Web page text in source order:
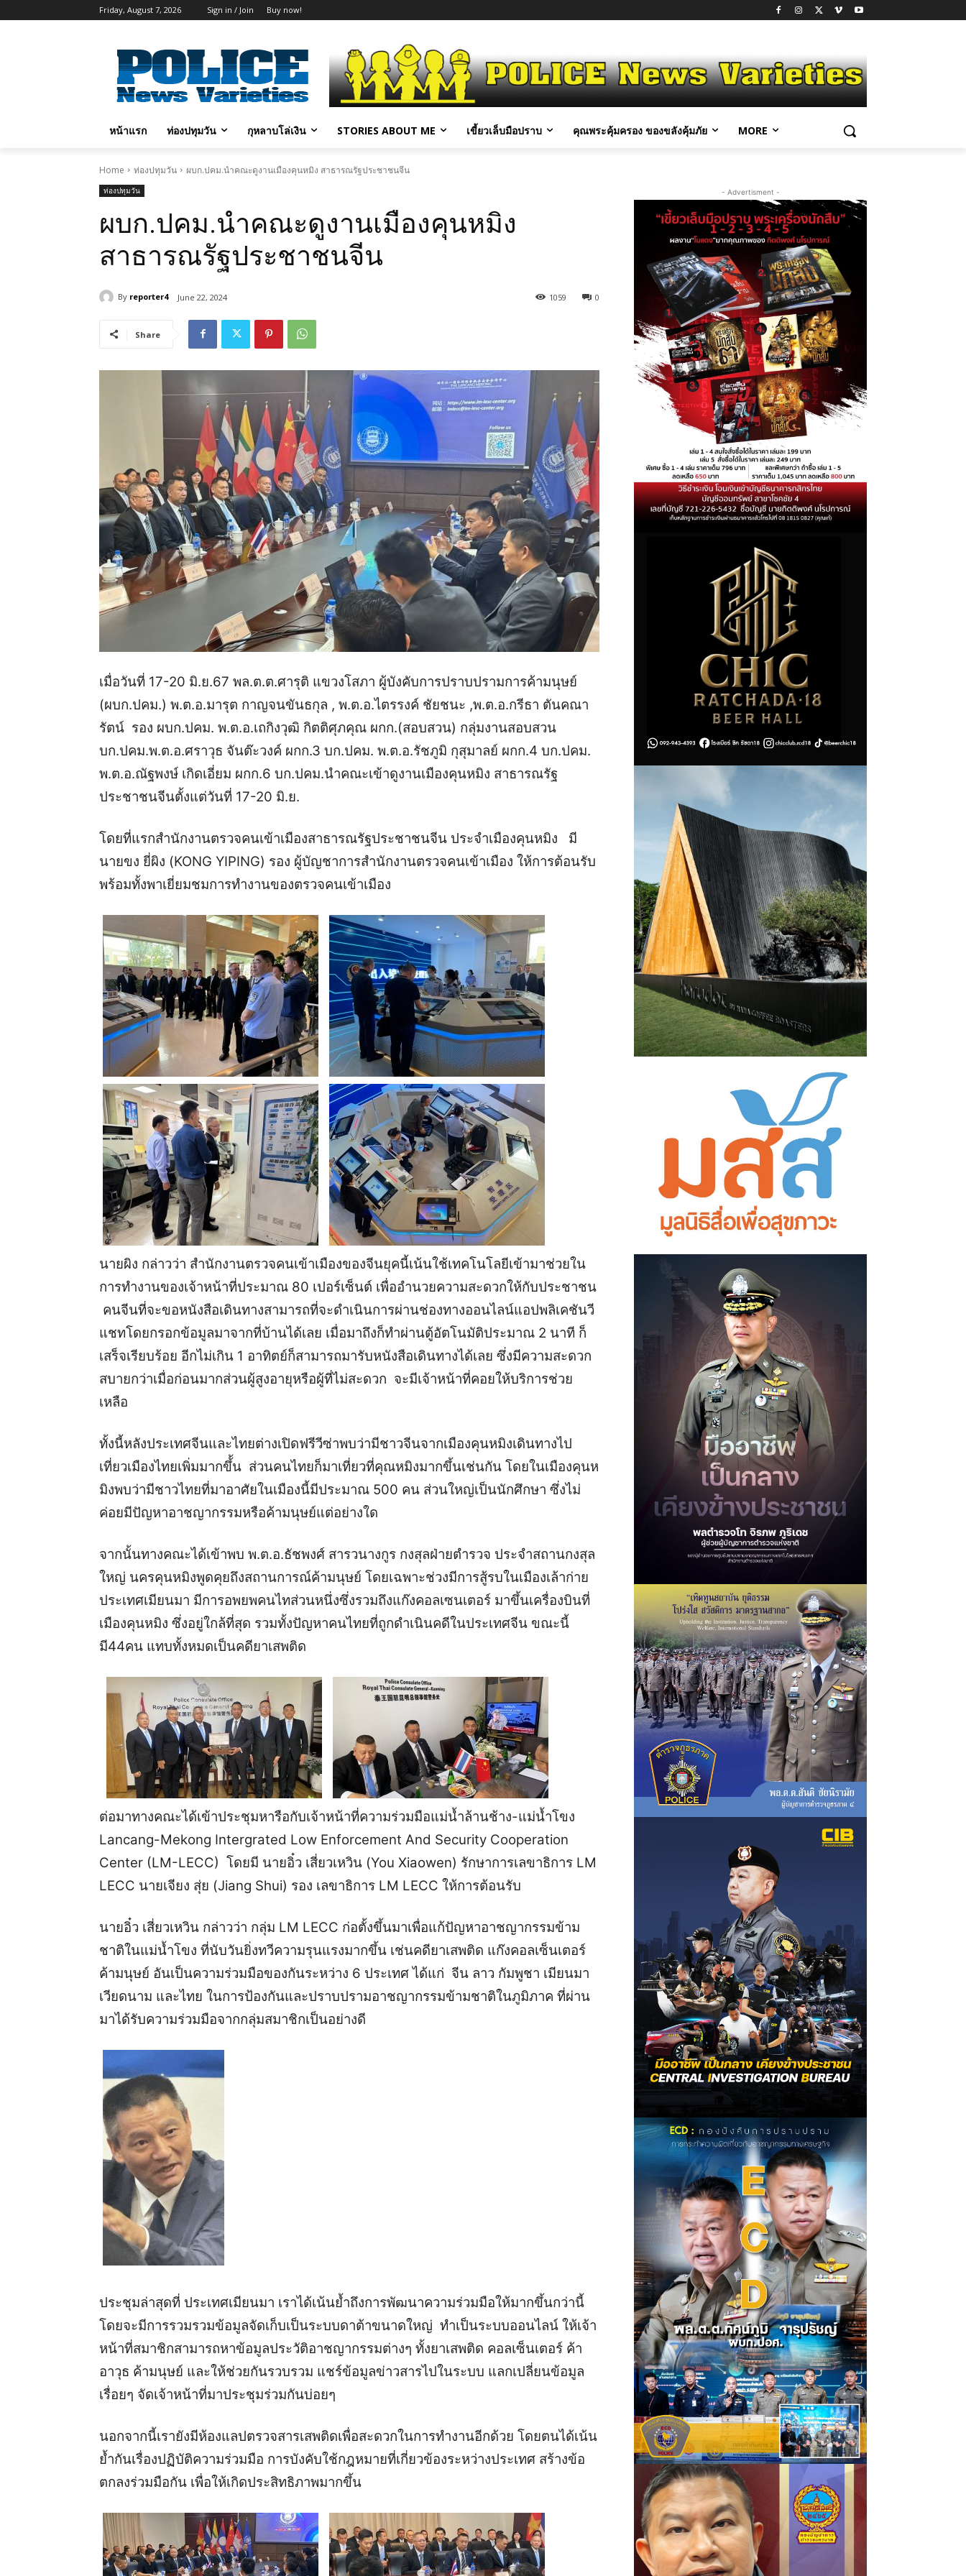
Friday, August 7, 2026 Sign in / Join Buy now!
หน้าแรก ท่องปทุมวัน กุหลาบโล่เงิน STORIES ABOUT ME เขี้ยวเล็บมือปราบ คุณพระคุ้มครอง ของขลังคุ้มภัย MORE
Home ท่องปทุมวัน ผบก.ปคม.นำคณะดูงานเมืองคุนหมิง สาธารณรัฐประชาชนจีน
ท่องปทุมวัน
ผบก.ปคม.นำคณะดูงานเมืองคุนหมิง
สาธารณรัฐประชาชนจีน
By reporter4 June 22, 2024 0
1059
Share
เมื่อวันที่ 17-20 มิ.ย.67 พล.ต.ต.ศารุติ แขวงโสภา ผู้บังคับการปราบปรามการค้ามนุษย์
(ผบก.ปคม.) พ.ต.อ.มารุต กาญจนขันธกุล , พ.ต.อ.ไตรรงค์ ชัยชนะ ,พ.ต.อ.กรีธา ตันคณา
รัตน์ รอง ผบก.ปคม. พ.ต.อ.เถกิงวุฒิ กิตติศุภคุณ ผกก.(สอบสวน) กลุ่มงานสอบสวน
บก.ปคม.พ.ต.อ.ศราวุธ จันต๊ะวงค์ ผกก.3 บก.ปคม. พ.ต.อ.รัชภูมิ กุสุมาลย์ ผกก.4 บก.ปคม.
พ.ต.อ.ณัฐพงษ์ เกิดเอี่ยม ผกก.6 บก.ปคม.นำคณะเข้าดูงานเมืองคุนหมิง สาธารณรัฐ
ประชาชนจีนตั้งแต่วันที่ 17-20 มิ.ย.
โดยที่แรกสำนักงานตรวจคนเข้าเมืองสาธารณรัฐประชาชนจีน ประจำเมืองคุนหมิง มี
นายขง ยี่ผิง (KONG YIPING) รอง ผู้บัญชาการสำนักงานตรวจคนเข้าเมือง ให้การต้อนรับ
พร้อมทั้งพาเยี่ยมชมการทำงานของตรวจคนเข้าเมือง
นายผิง กล่าวว่า สำนักงานตรวจคนเข้าเมืองของจีนยุคนี้เน้นใช้เทคโนโลยีเข้ามาช่วยใน
การทำงานของเจ้าหน้าที่ประมาณ 80 เปอร์เซ็นต์ เพื่ออำนวยความสะดวกให้กับประชาชน
คนจีนที่จะขอหนังสือเดินทางสามารถที่จะดำเนินการผ่านช่องทางออนไลน์แอปพลิเคชันวี
แชทโดยกรอกข้อมูลมาจากที่บ้านได้เลย เมื่อมาถึงก็ทำผ่านตู้อัตโนมัติประมาณ 2 นาที ก็
เสร็จเรียบร้อย อีกไม่เกิน 1 อาทิตย์ก็สามารถมารับหนังสือเดินทางได้เลย ซึ่งมีความสะดวก
สบายกว่าเมื่อก่อนมากส่วนผู้สูงอายุหรือผู้ที่ไม่สะดวก จะมีเจ้าหน้าที่คอยให้บริการช่วย
เหลือ
ทั้งนี้หลังประเทศจีนและไทยต่างเปิดฟรีวีซ่าพบว่ามีชาวจีนจากเมืองคุนหมิงเดินทางไป
เที่ยวเมืองไทยเพิ่มมากขึ้้น ส่วนคนไทยก็มาเที่ยวที่คุณหมิงมากขึ้นเช่นกัน โดยในเมืองคุนห
มิงพบว่ามีชาวไทยที่มาอาศัยในเมืองนี้มีประมาณ 500 คน ส่วนใหญ่เป็นนักศึกษา ซึ่งไม่
ค่อยมีปัญหาอาชญากรรมหรือค้ามนุษย์แต่อย่างใด
จากนั้นทางคณะได้เข้าพบ พ.ต.อ.ธัชพงศ์ สารวนางกูร กงสุลฝ่ายตำรวจ ประจำสถานกงสุล
ใหญ่ นครคุนหมิงพูดคุยถึงสถานการณ์ค้ามนุษย์ โดยเฉพาะช่วงมีการสู้รบในเมืองเล้าก่าย
ประเทศเมียนมา มีการอพยพคนไทส่วนหนึ่งซึ่งรวมถึงแก๊งคอลเซนเตอร์ มาขึ้นเครื่องบินที่
เมืองคุนหมิง ซึ่งอยู่ใกล้ที่สุด รวมทั้งปัญหาคนไทยที่ถูกดำเนินคดีในประเทศจีน ขณะนี้
มี44คน แทบทั้งหมดเป็นคดียาเสพติด
ต่อมาทางคณะได้เข้าประชุมหารือกับเจ้าหน้าที่ความร่วมมือแม่น้ำล้านช้าง-แม่น้ำโขง
Lancang-Mekong Intergrated Low Enforcement And Security Cooperation
Center (LM-LECC) โดยมี นายอิ๋ว เสี่ยวเหวิน (You Xiaowen) รักษาการเลขาธิการ LM
LECC นายเจียง สุ่ย (Jiang Shui) รอง เลขาธิการ LM LECC ให้การต้อนรับ
นายอิ๋ว เสี่ยวเหวิน กล่าวว่า กลุ่ม LM LECC ก่อตั้งขึ้นมาเพื่อแก้ปัญหาอาชญากรรมข้าม
ชาติในแม่น้ำโขง ที่นับวันยิ่งทวีความรุนแรงมากขึ้น เช่นคดียาเสพติด แก๊งคอลเซ็นเตอร์
ค้ามนุษย์ อันเป็นความร่วมมือของกันระหว่าง 6 ประเทศ ได้แก่ จีน ลาว กัมพูชา เมียนมา
เวียดนาม และไทย ในการป้องกันและปราบปรามอาชญากรรมข้ามชาติในภูมิภาค ที่ผ่าน
มาได้รับความร่วมมือจากกลุ่มสมาชิกเป็นอย่างดี
ประชุมล่าสุดที่ ประเทศเมียนมา เราได้เน้นย้ำถึงการพัฒนาความร่วมมือให้มากขึ้นกว่านี้
โดยจะมีการรวมรวมข้อมูลจัดเก็บเป็นระบบดาต้าขนาดใหญ่ ทำเป็นระบบออนไลน์ ให้เจ้า
หน้าที่สมาชิกสามารถหาข้อมูลประวัติอาชญากรรมต่างๆ ทั้งยาเสพติด คอลเซ็นเตอร์ ค้า
อาวุธ ค้ามนุษย์ และให้ช่วยกันรวบรวม แชร์ข้อมูลข่าวสารไปในระบบ แลกเปลี่ยนข้อมูล
เรื่อยๆ จัดเจ้าหน้าที่มาประชุมร่วมกันบ่อยๆ
นอกจากนี้เรายังมีห้องแลปตรวจสารเสพติดเพื่อสะดวกในการทำงานอีกด้วย โดยตนได้เน้น
ย้ำกันเรื่องปฏิบัติความร่วมมือ การบังคับใช้กฎหมายที่เกี่ยวข้องระหว่างประเทศ สร้างข้อ
ตกลงร่วมมือกัน เพื่อให้เกิดประสิทธิภาพมากขึ้น
- Advertisment -